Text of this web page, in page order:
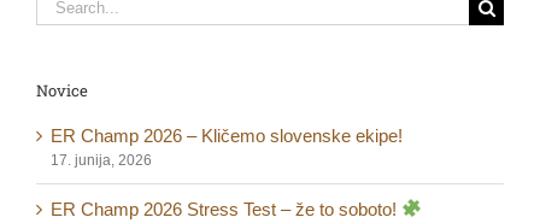
for:
Novice
ER Champ 2026 – Kličemo slovenske ekipe!
17. junija, 2026
ER Champ 2026 Stress Test – že to soboto!